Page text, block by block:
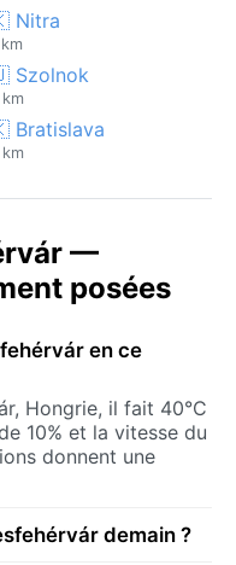
Nitra
—
posées
en ce
Hongrie, il fait 40°C
10% et la vitesse du
donnent une
demain ?